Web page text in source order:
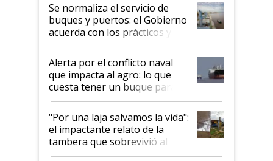
Se normaliza el servicio de
buques y puertos: el Gobierno
acuerda con los prácticos y
suspende el decreto de
desregulación
Alerta por el conflicto naval
que impacta al agro: lo que
cuesta tener un buque parado
y el peligro de que Argentina
pase a ser "país sucio"
"Por una laja salvamos la vida":
el impactante relato de la
tambera que sobrevivió al
tornado